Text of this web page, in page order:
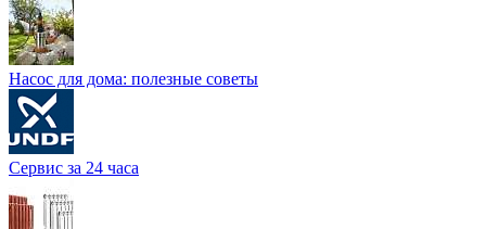
Насос для дома: полезные советы
Сервис за 24 часа